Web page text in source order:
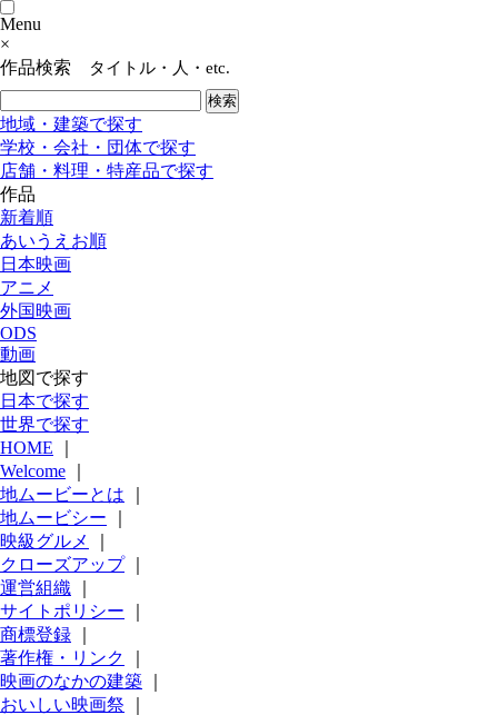
Menu
×
作品検索
タイトル・人・etc.
地域・建築で探す
学校・会社・団体で探す
店舗・料理・特産品で探す
作品
新着順
あいうえお順
日本映画
アニメ
外国映画
ODS
動画
地図で探す
日本で探す
世界で探す
HOME
Welcome
地ムービーとは
地ムービシー
映級グルメ
クローズアップ｜
運営組織
サイトポリシー
商標登録
著作権・リンク
映画のなかの建築
おいしい映画祭